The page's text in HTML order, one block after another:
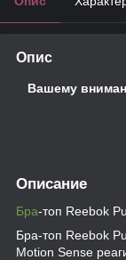
Опис
Вашему
Описание
Бра-топ Reebok
Бра-топ Reebok
Motion Sense